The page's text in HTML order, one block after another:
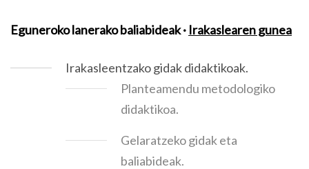
Eguneroko lanerako baliabideak · Irakaslearen gunea
Irakasleentzako gidak didaktikoak.
Planteamendu metodologiko
didaktikoa.
Gelaratzeko gidak eta
baliabideak.